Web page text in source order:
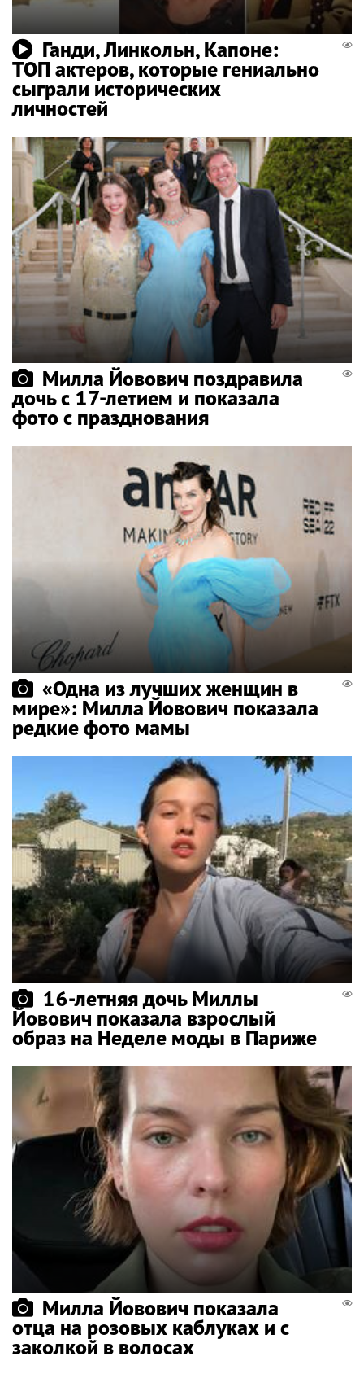
Ганди, Линкольн, Капоне:
ТОП актеров, которые гениально
сыграли исторических
личностей
Милла Йовович поздравила
дочь с 17-летием и показала
фото с празднования
«Одна из лучших женщин в
мире»: Милла Йовович показала
редкие фото мамы
16-летняя дочь Миллы
Йовович показала взрослый
образ на Неделе моды в Париже
Милла Йовович показала
отца на розовых каблуках и с
заколкой в волосах